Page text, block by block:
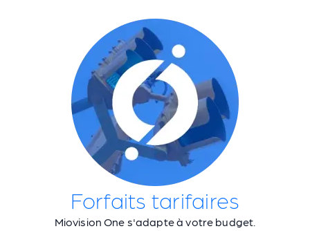
Forfaits tarifaires
Miovision One s'adapte à votre budget.